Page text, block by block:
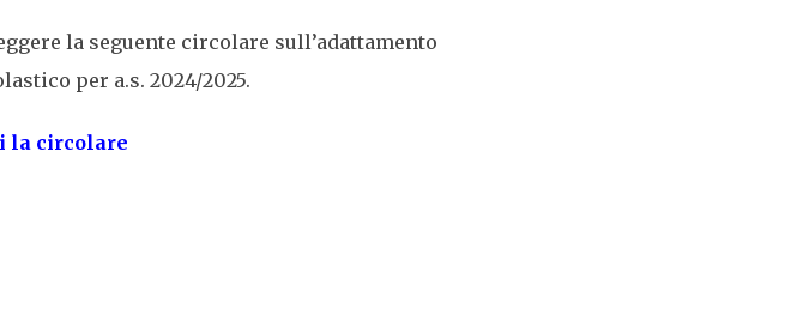
la seguente circolare sull’adattamento
per a.s. 2024/2025.
la circolare